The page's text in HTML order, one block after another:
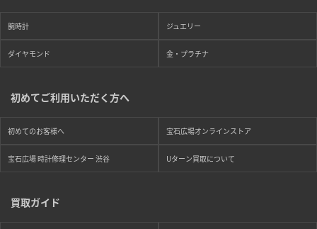
腕時計 ジュエリー
ダイヤモンド 金・プラチナ
初めてご利用いただく方へ
初めてのお客様へ 宝石広場オンラインストア
宝石広場 時計修理センター 渋谷 Uターン買取について
買取ガイド